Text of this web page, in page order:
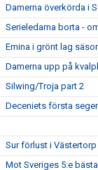
Damerna överkörda i
Serieledarna borta -
Emina i grönt lag
Damerna upp på
Silwing/Troja part 2
Deceniets första seger
Sur förlust i Västertorp
Mot Sveriges 5:e